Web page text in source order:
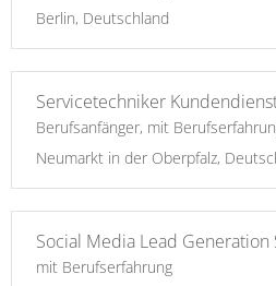
Berlin, Deutschland
Servicetechniker
Berufsanfänger, mit
Neumarkt in der Oberpfalz,
Social Media Lead
mit Berufserfahrung